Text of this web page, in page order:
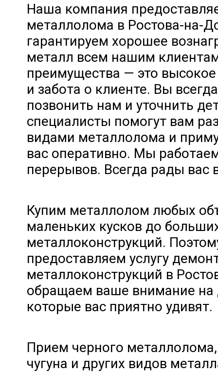
Наша компания
металлолома в Ростова-на-
гарантируем хорошее
металл всем нашим
преимущества — это
и забота о клиенте. Вы
позвонить нам и уточнить
специалисты помогут вам
видами металлолома и
вас оперативно. Мы
перерывов. Всегда рады вас
Купим металлолом любых
маленьких кусков до
металлоконструкций.
предоставляем услугу
металлоконструкций в
обращаем ваше внимание на
которые вас приятно удивят.
Прием черного
чугуна и других видов